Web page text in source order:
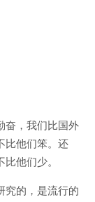
奋，我们比国外
比他们笨。还
他们少。
究的，是流行的